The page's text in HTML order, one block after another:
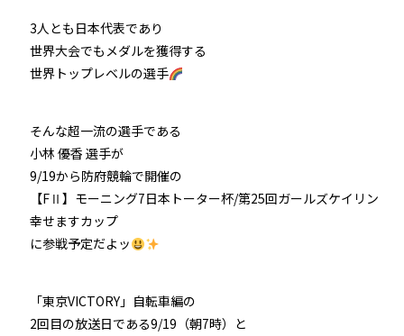
Kの地元推し！（地元予想）
協賛レース募集
横断幕掲出について
防府競輪キャラクター
サイトポリシー
防府競輪をお楽しみいただくために
車券の購入にのめり込む不安のある方のご相談
来場者の肖像権について
3人とも日本代表であり
世界大会でもメダルを獲得する
世界トップレベルの選手
そんな超一流の選手である
小林 優香 選手が
9/19から防府競輪で開催の
【FⅡ】モーニング7日本トーター杯/第25回ガールズケイリン
幸せますカップ
に参戦予定だよッ
「東京VICTORY」自転車編の
2回目の放送日である9/19（朝7時）と